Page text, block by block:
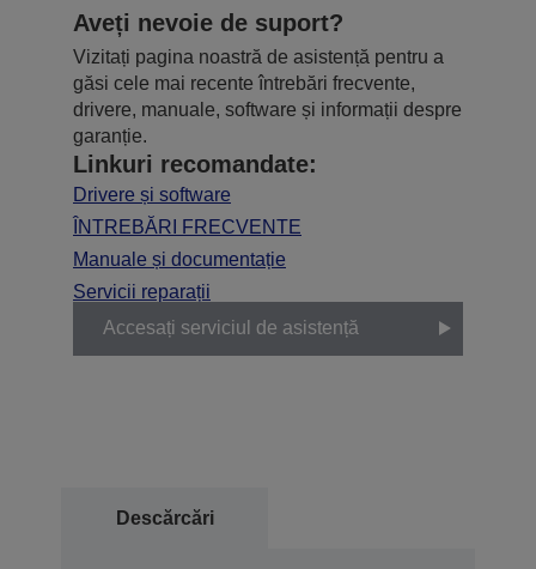
Aveți nevoie de suport?
Vizitați pagina noastră de asistență pentru a
găsi cele mai recente întrebări frecvente,
drivere, manuale, software și informații despre
garanție.
Linkuri recomandate:
Drivere și software
ÎNTREBĂRI FRECVENTE
Manuale și documentație
Servicii reparații
Accesați serviciul de asistență
Descărcări